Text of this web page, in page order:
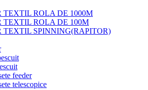
TEXTIL ROLA DE 1000M
TEXTIL ROLA DE 100M
TEXTIL SPINNING(RAPITOR)
feeder
telescopice